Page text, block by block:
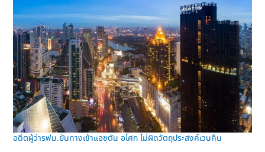
อดีตผู้ว่ารฟม.ยันทางเข้าแอชตัน อโศก ไม่ผิดวัตถุประสงค์เวนคืน